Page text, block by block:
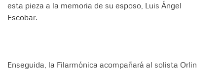
esta pieza a la memoria de su esposo, Luis Ángel
Escobar.
Enseguida, la Filarmónica acompañará al solista Orlin